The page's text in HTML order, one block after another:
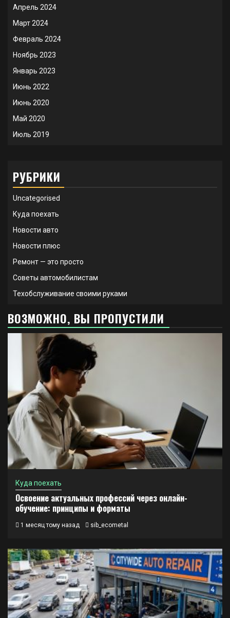
Апрель 2024
Март 2024
Февраль 2024
Ноябрь 2023
Январь 2023
Июнь 2022
Июнь 2020
Май 2020
Июль 2019
РУБРИКИ
Uncategorised
Куда поехать
Новости авто
Новости плюс
Ремонт — это просто
Советы автомобилистам
Техобслуживание своими руками
ВОЗМОЖНО, ВЫ ПРОПУСТИЛИ
Куда поехать
Освоение актуальных профессий через онлайн-
обучение: принципы и форматы
1 месяц тому назад sib_ecometal